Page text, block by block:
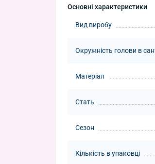
Основні характеристики
Вид виробу
Окружність голови в
Матеріал
Стать
Сезон
Кількість в упаковці